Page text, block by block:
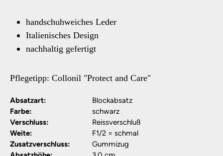
handschuhweiches Leder
Italienisches Design
nachhaltig gefertigt
Pflegetipp: Collonil "Protect and Care"
Absatzart:
Blockabsatz
Farbe:
schwarz
Verschluss:
Reissverschluß
Weite:
F1/2 = schmal
Zusatzverschluss:
Gummizug